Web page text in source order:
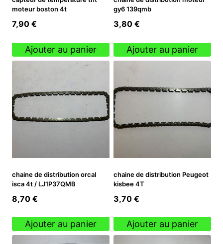
moteur boston 4t
7,90 €
Ajouter au panier
gy6 139qmb
3,80 €
Ajouter au panier
chaine de distribution orcal
isca 4t / LJ1P37QMB
8,70 €
Ajouter au panier
chaine de distribution Peugeot
kisbee 4T
3,70 €
Ajouter au panier